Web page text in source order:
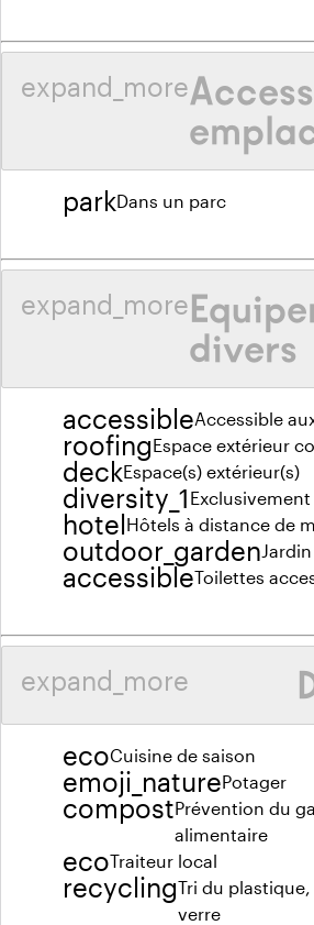
expand_more
parkDans un parc
expand_more
divers
accessibleAccessible
roofingEspace extérieur
deckEspace(s) extérieur(s)
diversity_1
hotelHôtels à distance de
outdoor_gardenJardin
accessibleToilettes
expand_more
ecoCuisine de saison
emoji_naturePotager
compostPrévention du
alimentaire
ecoTraiteur local
recyclingTri du
verre